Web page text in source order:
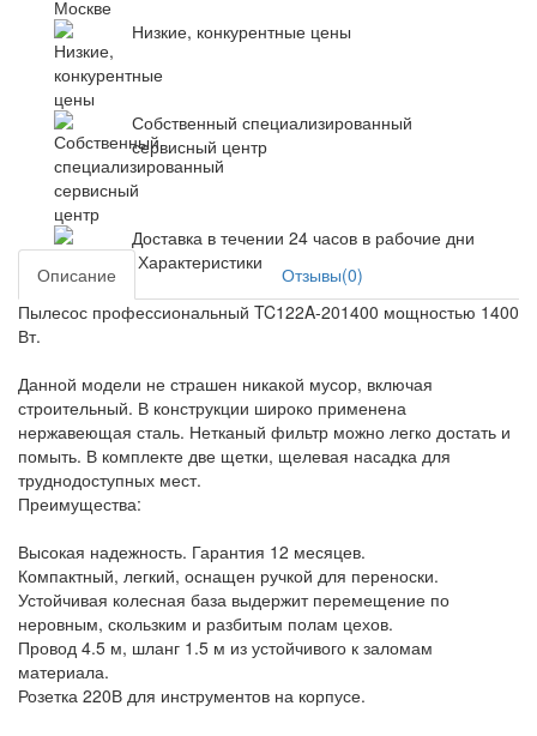
Низкие, конкурентные цены
Собственный специализированный
сервисный центр
Доставка в течении 24 часов в рабочие дни
Описание
Характеристики
Отзывы(0)
Пылесос профессиональный TC122A-201400 мощностью 1400
Вт.
Данной модели не страшен никакой мусор, включая
строительный. В конструкции широко применена
нержавеющая сталь. Нетканый фильтр можно легко достать и
помыть. В комплекте две щетки, щелевая насадка для
труднодоступных мест.
Преимущества:
Высокая надежность. Гарантия 12 месяцев.
Компактный, легкий, оснащен ручкой для переноски.
Устойчивая колесная база выдержит перемещение по
неровным, скользким и разбитым полам цехов.
Провод 4.5 м, шланг 1.5 м из устойчивого к заломам
материала.
Розетка 220В для инструментов на корпусе.